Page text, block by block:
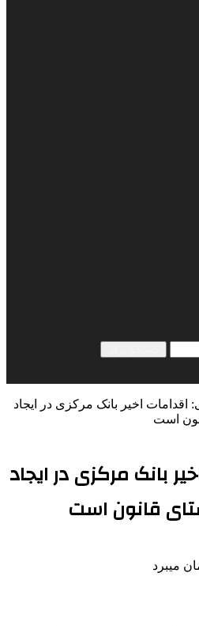
اقدامات اخیر بانک مرکزی در ایجاد
است
بانک مرکزی در ایجاد
قانون است